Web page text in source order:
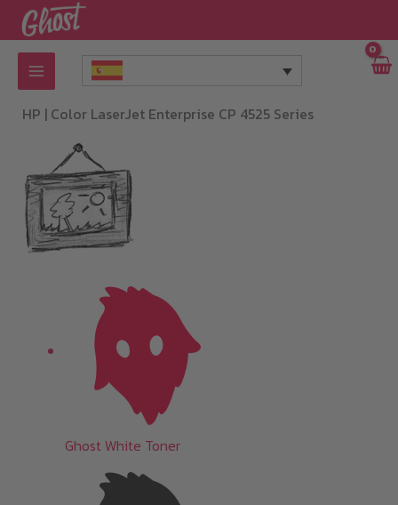
al
contenido
HP | Color LaserJet Enterprise CP 4525 Series
Ghost White Toner